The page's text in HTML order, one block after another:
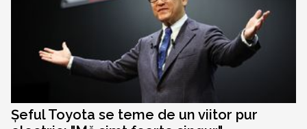
Șeful Toyota se teme de un viitor pur